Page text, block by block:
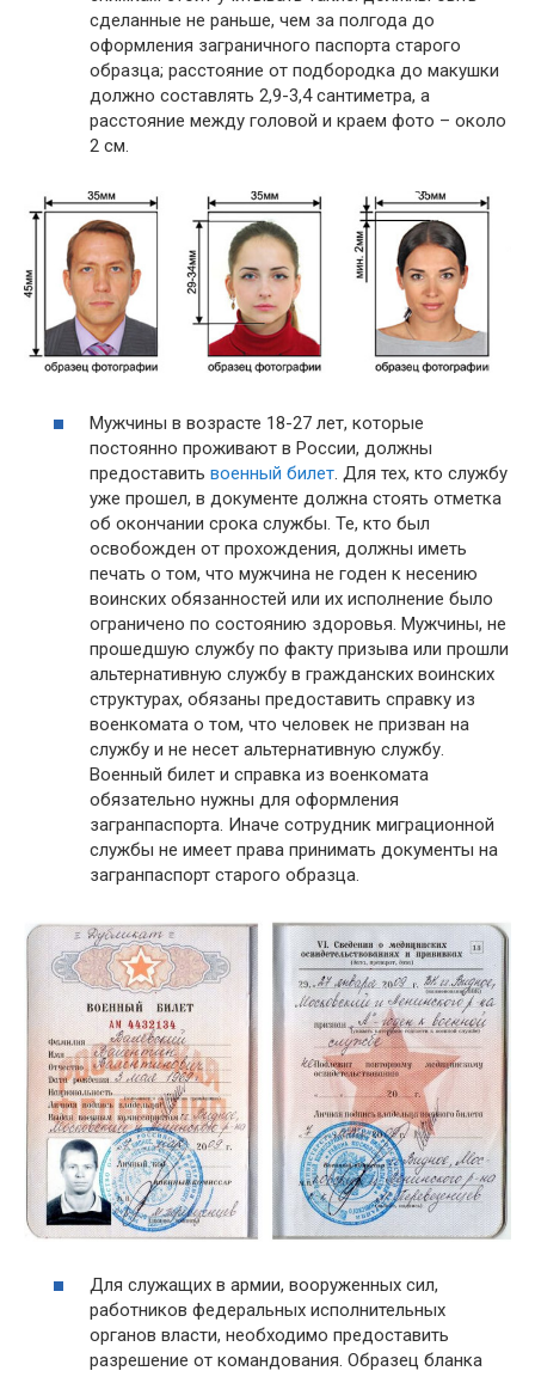
сделанные не раньше, чем за полгода до
оформления заграничного паспорта старого
образца; расстояние от подбородка до макушки
должно составлять 2,9-3,4 сантиметра, а
расстояние между головой и краем фото – около
2 см.
Мужчины в возрасте 18-27 лет, которые
постоянно проживают в России, должны
предоставить военный билет. Для тех, кто службу
уже прошел, в документе должна стоять отметка
об окончании срока службы. Те, кто был
освобожден от прохождения, должны иметь
печать о том, что мужчина не годен к несению
воинских обязанностей или их исполнение было
ограничено по состоянию здоровья. Мужчины, не
прошедшую службу по факту призыва или прошли
альтернативную службу в гражданских воинских
структурах, обязаны предоставить справку из
военкомата о том, что человек не призван на
службу и не несет альтернативную службу.
Военный билет и справка из военкомата
обязательно нужны для оформления
загранпаспорта. Иначе сотрудник миграционной
службы не имеет права принимать документы на
загранпаспорт старого образца.
Для служащих в армии, вооруженных сил,
работников федеральных исполнительных
органов власти, необходимо предоставить
разрешение от командования. Образец бланка